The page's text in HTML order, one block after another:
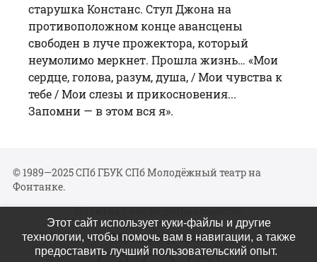
старушка Констанс. Стул Джона на
противоположном конце авансцены
свободен в луче прожектора, который
неумолимо меркнет. Прошла жизнь… «Мои
сердце, голова, разум, душа, / Мои чувства к
тебе / Мои слезы и прикосновения...
Запомни — в этом вся я».
© 1989—2025 СПб ГБУК СПб Молодёжный театр на
Фонтанке.
Политика конфиденциальности
Мы в соцсетях
Этот сайт использует куки-файлы и другие
технологии, чтобы помочь вам в навигации, а также
предоставить лучший пользовательский опыт.